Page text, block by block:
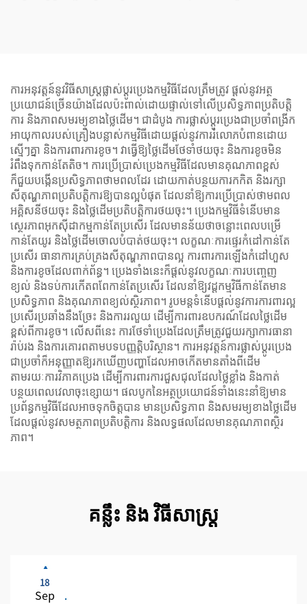
ការអនុវត្តន៍នូវវិធីសាស្ត្រផ្លាស់ប្ដូរប្រេងកម្មវិធីដែលត្រឹមត្រូវ ផ្ដល់នូវអត្ថ
ប្រយោជន៍ច្រើនយ៉ាងដែលប៉ះពាល់ដោយផ្ទាល់ទៅលើប្រសិទ្ធភាពប្រតិបត្តិ
ការ និងភាពសមរម្យខាងថ្លៃដើម។ ជាដំបូង ការផ្លាស់ប្ដូរប្រេងជាប្រចាំពង្រីក
អាយុកាលរបស់គ្រឿងបន្លាស់កម្មវិធីដោយផ្ដល់នូវការរំលោភបំពានដោយ
ស្មើៗគ្នា និងការពារការខូច។ វាធ្វើឱ្យថ្លៃដើមថែទាំថយចុះ និងការខូចមិន
រំពឹងទុកកាន់តែតិច។ ការប្រើប្រាស់ប្រេងកម្មវិធីដែលមានគុណភាពខ្ពស់
ក៏ជួយបង្កើនប្រសិទ្ធភាពថាមពលដែរ ដោយកាត់បន្ថយការកកិត និងរក្សា
សីតុណ្ហភាពប្រតិបត្តិការឱ្យបានល្អបំផុត ដែលនាំឱ្យការប្រើប្រាស់ថាមពល
អគ្គិសនីថយចុះ និងថ្លៃដើមប្រតិបត្តិការថយចុះ។ ប្រេងកម្មវិធីទំនើបមាន
ស្ថេរភាពអុកស៊ីដាកម្មកាន់តែប្រសើរ ដែលមានន័យថាចន្លោះពេលបម្រើ
កាន់តែយូរ និងថ្លៃដើមចោលបំបាត់ថយចុះ។ លក្ខណៈការផ្ទេរកំដៅកាន់តែ
ប្រសើរ ធានាការគ្រប់គ្រងសីតុណ្ហភាពបានល្អ ការពារការឡើងកំដៅហួស
និងការខូចដែលពាក់ព័ន្ធ។ ប្រេងទាំងនេះក៏ផ្ដល់នូវលក្ខណៈការបញ្ចេញ
ខ្យល់ និងទប់ការកើតពពែកាន់តែប្រសើរ ដែលនាំឱ្យវដ្ដកម្មវិធីកាន់តែមាន
ប្រសិទ្ធភាព និងគុណភាពខ្យល់ស្ថិរភាព។ រូបមន្តទំនើបផ្ដល់នូវការការពារល្អ
ប្រសើរប្រឆាំងនឹងច្រែះ និងការរលួយ ដើម្បីការពារឧបករណ៍ដែលថ្លៃដើម
ខ្ពស់ពីការខូច។ លើសពីនេះ ការថែទាំប្រេងដែលត្រឹមត្រូវជួយរក្សាការធានា
រ៉ាប់រង និងការគោរពតាមបទបញ្ញត្តិបរិស្ថាន។ ការអនុវត្តន៍ការផ្លាស់ប្ដូរប្រេង
ជាប្រចាំក៏អនុញ្ញាតឱ្យរកឃើញបញ្ហាដែលអាចកើតមានតាំងពីដើម
តាមរយៈការវិភាគប្រេង ដើម្បីការពារការជួសជុលដែលថ្លៃខ្លាំង និងកាត់
បន្ថយពេលវេលាចុះខ្សោយ។ ផលបូកនៃអត្ថប្រយោជន៍ទាំងនេះនាំឱ្យមាន
ប្រព័ន្ធកម្មវិធីដែលអាចទុកចិត្តបាន មានប្រសិទ្ធភាព និងសមរម្យខាងថ្លៃដើម
ដែលផ្ដល់នូវសមត្ថភាពប្រតិបត្តិការ និងលទ្ធផលដែលមានគុណភាពស្ថិរ
ភាព។
គន្លឹះ និង វិធីសាស្ត្រ
18
Sep